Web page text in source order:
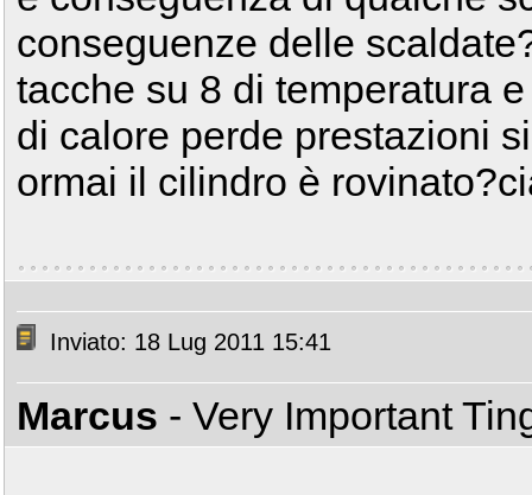
conseguenze delle
tacche su 8 di temperatura
di calore perde prestazioni
ormai il cilindro è
Inviato: 18 Lug 2011 15:41
Marcus - Very Important